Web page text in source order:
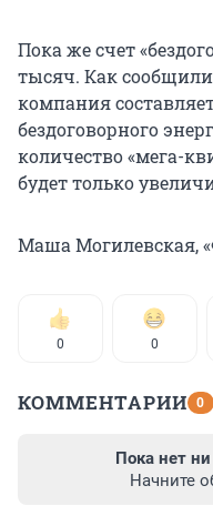
Пока же счет
тысяч. Как сообщили
компания
бездоговорного
количество «мега-
будет только
Маша Могилевская,
0 0
КОММЕНТАРИИ 0
Пока нет
Начните